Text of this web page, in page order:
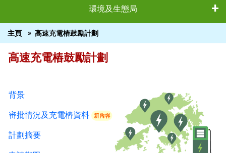
環境及生態局
主頁 高速充電樁鼓勵計劃
高速充電樁鼓勵計劃
高速充電樁鼓勵計劃
背景
審批情況及充電樁資料
計劃摘要